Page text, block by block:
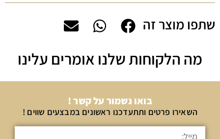
שתפו מוצר זה
מה הלקוחות שלנו אומרים עלינו
בואו נשמור על קשר !
השאירו פרטים ותתעדכנו ראשונים במבצעים שווים !